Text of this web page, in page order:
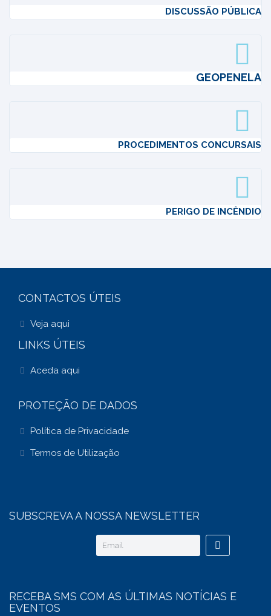
DISCUSSÃO PÚBLICA
GEOPENELA
PROCEDIMENTOS CONCURSAIS
PERIGO DE INCÊNDIO
CONTACTOS ÚTEIS
Veja aqui
LINKS ÚTEIS
Aceda aqui
PROTEÇÃO DE DADOS
Política de Privacidade
Termos de Utilização
SUBSCREVA A NOSSA NEWSLETTER
RECEBA SMS COM AS ÚLTIMAS NOTÍCIAS E
EVENTOS